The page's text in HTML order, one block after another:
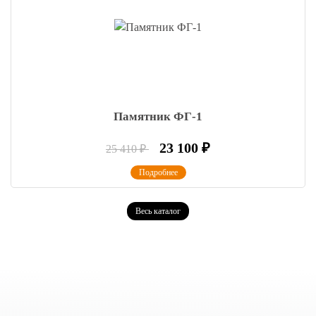
Памятник ФГ-1
25 410 ₽ 23 100 ₽
Подробнее
Весь каталог